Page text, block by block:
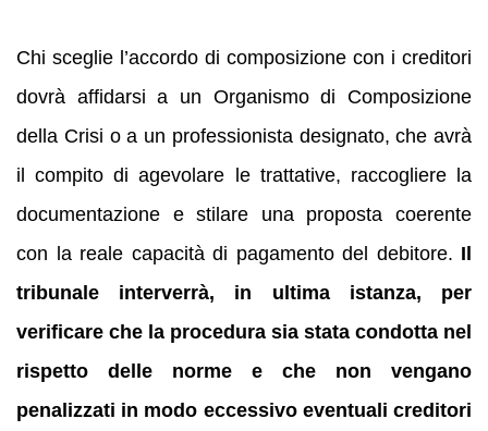
Chi sceglie l’accordo di composizione con i creditori
dovrà affidarsi a un Organismo di Composizione
della Crisi o a un professionista designato, che avrà
il compito di agevolare le trattative, raccogliere la
documentazione e stilare una proposta coerente
con la reale capacità di pagamento del debitore. Il
tribunale interverrà, in ultima istanza, per
verificare che la procedura sia stata condotta nel
rispetto delle norme e che non vengano
penalizzati in modo eccessivo eventuali creditori